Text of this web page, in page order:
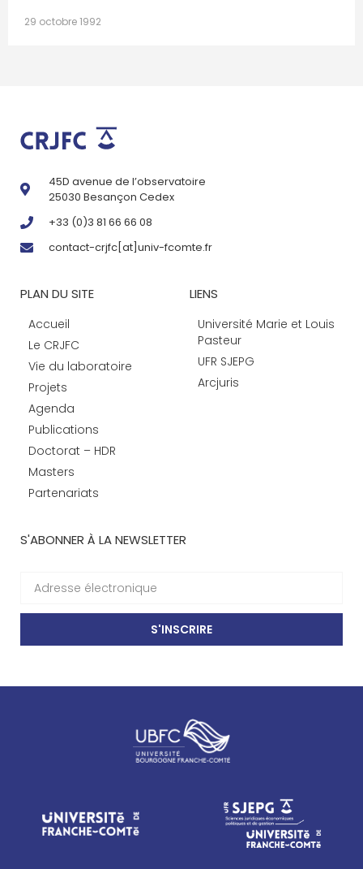
29 octobre 1992
45D avenue de l’observatoire
25030 Besançon Cedex
+33 (0)3 81 66 66 08
contact-crjfc[at]univ-fcomte.fr
PLAN DU SITE
Accueil
Le CRJFC
Vie du laboratoire
Projets
Agenda
Publications
Doctorat – HDR
Masters
Partenariats
LIENS
Université Marie et Louis
Pasteur
UFR SJEPG
Arcjuris
S'ABONNER À LA NEWSLETTER
S'INSCRIRE